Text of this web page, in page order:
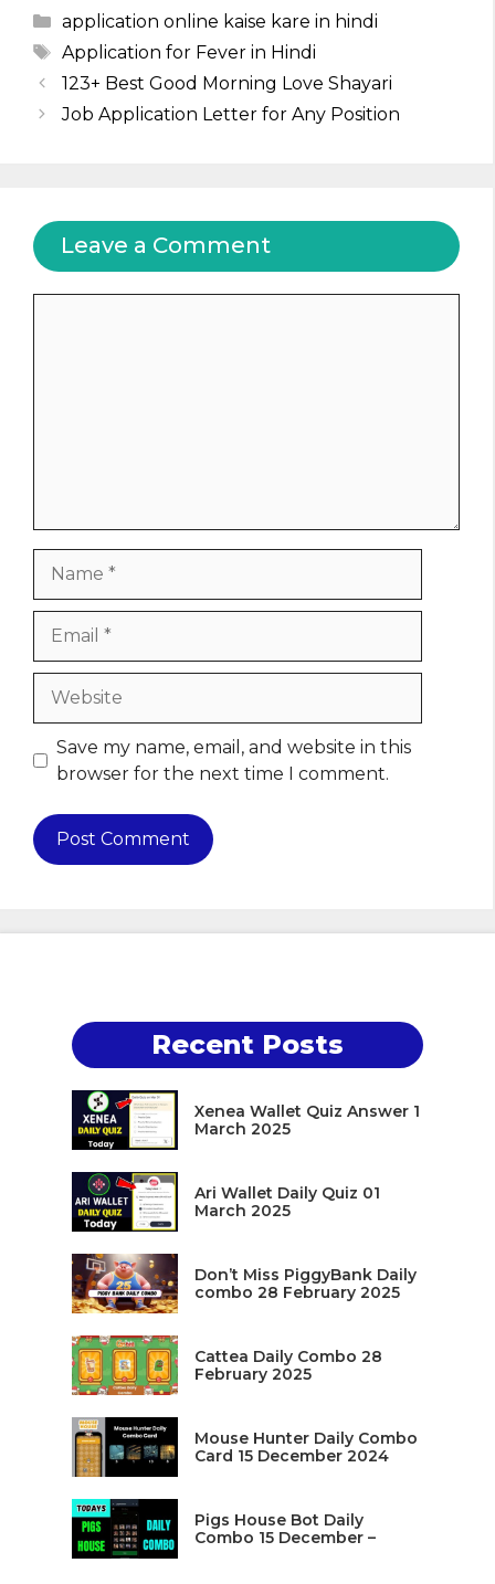
Categories
application online kaise kare in hindi
Tags
Application for Fever in Hindi
123+ Best Good Morning Love Shayari
Job Application Letter for Any Position
Leave a Comment
Save my name, email, and website in this
browser for the next time I comment.
Recent Posts
Xenea Wallet Quiz Answer 1
March 2025
Ari Wallet Daily Quiz 01
March 2025
Don’t Miss PiggyBank Daily
combo 28 February 2025
Cattea Daily Combo 28
February 2025
Mouse Hunter Daily Combo
Card 15 December 2024
Pigs House Bot Daily
Combo 15 December –